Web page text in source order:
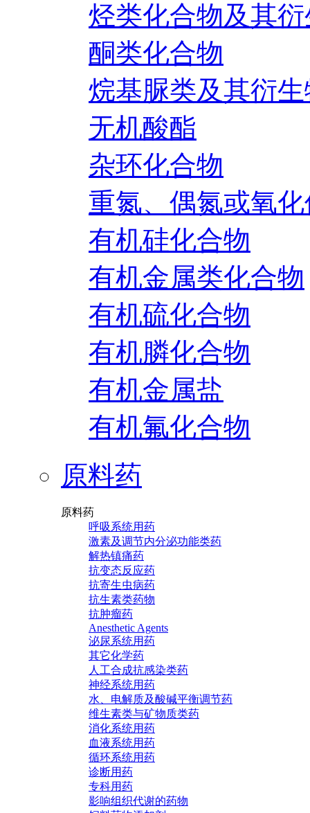
烃类化合物及其
酮类化合物
烷基脲类及其衍
无机酸酯
杂环化合物
重氮、偶氮或氧
有机硅化合物
有机金属类化合物
有机硫化合物
有机膦化合物
有机金属盐
有机氟化合物
原料药
原料药
呼吸系统用药
激素及调节内分泌功能类药
解热镇痛药
抗变态反应药
抗寄生虫病药
抗生素类药物
抗肿瘤药
Anesthetic Agents
泌尿系统用药
其它化学药
人工合成抗感染类药
神经系统用药
水、电解质及酸碱平衡调节药
维生素类与矿物质类药
消化系统用药
血液系统用药
循环系统用药
诊断用药
专科用药
影响组织代谢的药物